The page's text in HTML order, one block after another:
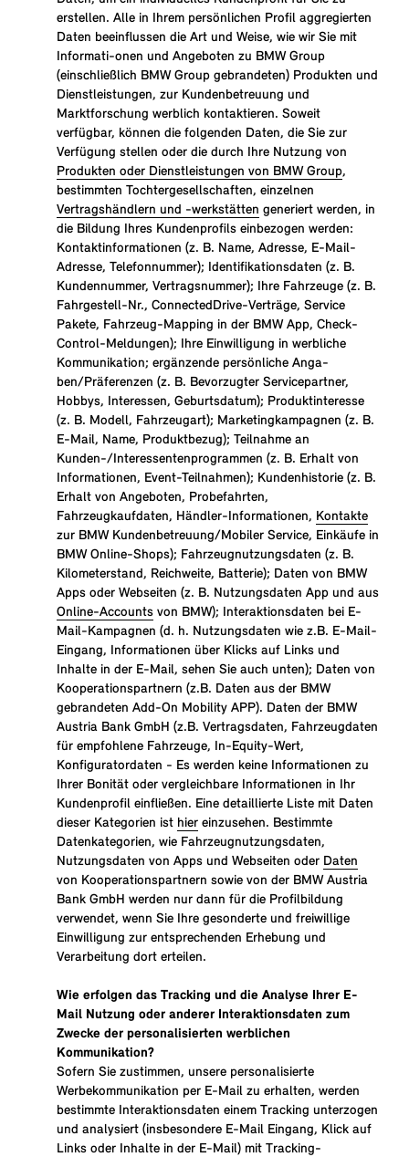
erstellen. Alle in Ihrem persönlichen Profil aggregierten
Daten beeinflussen die Art und Weise, wie wir Sie mit
Informati-onen und Angeboten zu BMW Group
(einschließlich BMW Group gebrandeten) Produkten und
Dienstleistungen, zur Kundenbetreuung und
Marktforschung werblich kontaktieren. Soweit
verfügbar, können die folgenden Daten, die Sie zur
Verfügung stellen oder die durch Ihre Nutzung von
Produkten oder Dienstleistungen von BMW Group,
bestimmten Tochtergesellschaften, einzelnen
Vertragshändlern und -werkstätten generiert werden, in
die Bildung Ihres Kundenprofils einbezogen werden:
Kontaktinformationen (z. B. Name, Adresse, E-Mail-
Adresse, Telefonnummer); Identifikationsdaten (z. B.
Kundennummer, Vertragsnummer); Ihre Fahrzeuge (z. B.
Fahrgestell-Nr., ConnectedDrive-Verträge, Service
Pakete, Fahrzeug-Mapping in der BMW App, Check-
Control-Meldungen); Ihre Einwilligung in werbliche
Kommunikation; ergänzende persönliche Anga-
ben/Präferenzen (z. B. Bevorzugter Servicepartner,
Hobbys, Interessen, Geburtsdatum); Produktinteresse
(z. B. Modell, Fahrzeugart); Marketingkampagnen (z. B.
E-Mail, Name, Produktbezug); Teilnahme an
Kunden-/Interessentenprogrammen (z. B. Erhalt von
Informationen, Event-Teilnahmen); Kundenhistorie (z. B.
Erhalt von Angeboten, Probefahrten,
Fahrzeugkaufdaten, Händler-Informationen, Kontakte
zur BMW Kundenbetreuung/Mobiler Service, Einkäufe in
BMW Online-Shops); Fahrzeugnutzungsdaten (z. B.
Kilometerstand, Reichweite, Batterie); Daten von BMW
Apps oder Webseiten (z. B. Nutzungsdaten App und aus
Online-Accounts von BMW); Interaktionsdaten bei E-
Mail-Kampagnen (d. h. Nutzungsdaten wie z.B. E-Mail-
Eingang, Informationen über Klicks auf Links und
Inhalte in der E-Mail, sehen Sie auch unten); Daten von
Kooperationspartnern (z.B. Daten aus der BMW
gebrandeten Add-On Mobility APP). Daten der BMW
Austria Bank GmbH (z.B. Vertragsdaten, Fahrzeugdaten
für empfohlene Fahrzeuge, In-Equity-Wert,
Konfiguratordaten - Es werden keine Informationen zu
Ihrer Bonität oder vergleichbare Informationen in Ihr
Kundenprofil einfließen. Eine detaillierte Liste mit Daten
dieser Kategorien ist hier einzusehen. Bestimmte
Datenkategorien, wie Fahrzeugnutzungsdaten,
Nutzungsdaten von Apps und Webseiten oder Daten
von Kooperationspartnern sowie von der BMW Austria
Bank GmbH werden nur dann für die Profilbildung
verwendet, wenn Sie Ihre gesonderte und freiwillige
Einwilligung zur entsprechenden Erhebung und
Verarbeitung dort erteilen.
Wie erfolgen das Tracking und die Analyse Ihrer E-
Mail Nutzung oder anderer Interaktionsdaten zum
Zwecke der personalisierten werblichen
Kommunikation?
Sofern Sie zustimmen, unsere personalisierte
Werbekommunikation per E-Mail zu erhalten, werden
bestimmte Interaktionsdaten einem Tracking unterzogen
und analysiert (insbesondere E-Mail Eingang, Klick auf
Links oder Inhalte in der E-Mail) mit Tracking-